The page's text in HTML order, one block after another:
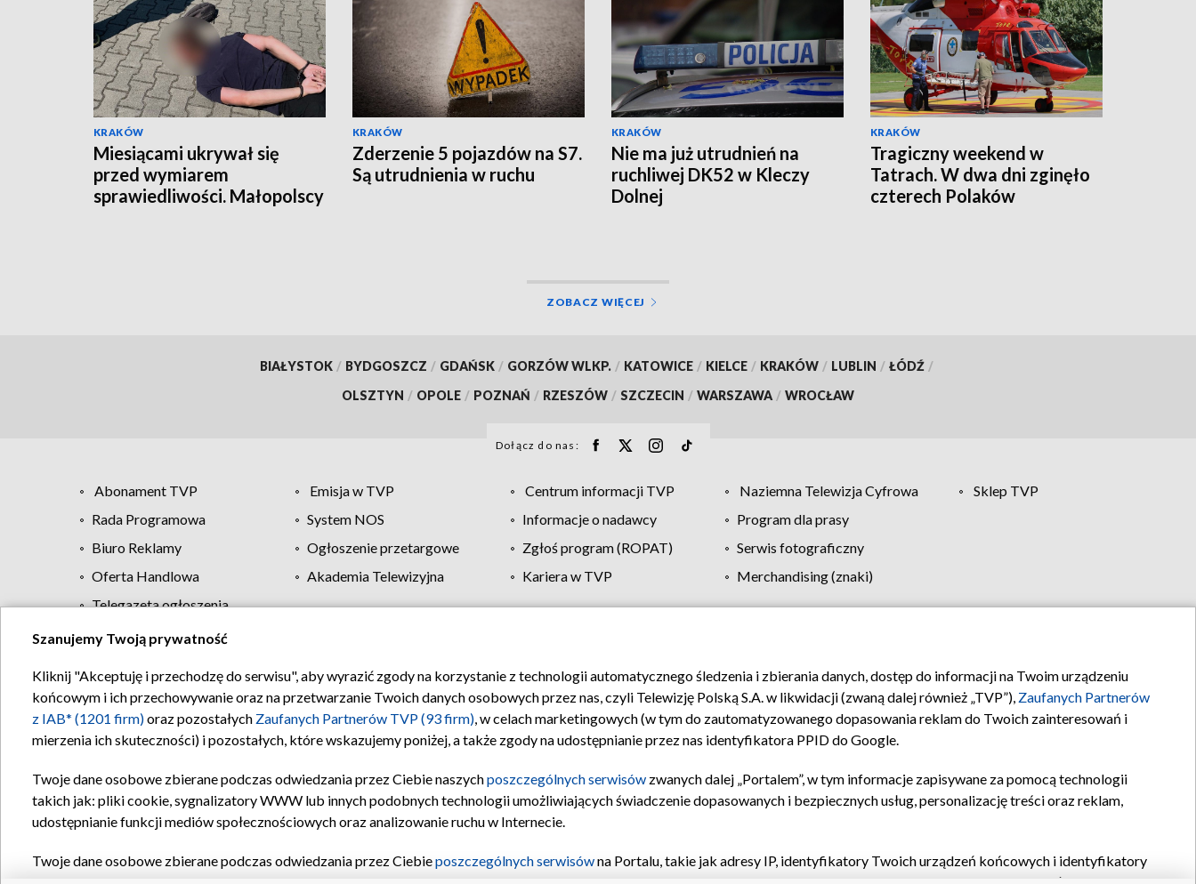
KRAKÓW
Miesiącami ukrywał się
przed wymiarem
sprawiedliwości. Małopolscy
KRAKÓW
Zderzenie 5 pojazdów na S7.
Są utrudnienia w ruchu
KRAKÓW
Nie ma już utrudnień na
ruchliwej DK52 w Kleczy
Dolnej
KRAKÓW
Tragiczny weekend w
Tatrach. W dwa dni zginęło
czterech Polaków
ZOBACZ WIĘCEJ
BIAŁYSTOK / BYDGOSZCZ / GDAŃSK / GORZÓW WLKP. / KATOWICE / KIELCE / KRAKÓW / LUBLIN / ŁÓDŹ /
OLSZTYN / OPOLE / POZNAŃ / RZESZÓW / SZCZECIN / WARSZAWA / WROCŁAW
Dołącz do nas:
Abonament TVP Emisja w TVP Centrum informacji TVP Naziemna Telewizja Cyfrowa
Sklep TVP
Rada Programowa
System NOS Informacje o nadawcy
Program dla prasy
Biuro Reklamy
Ogłoszenie przetargowe Zgłoś program (ROPAT)
Serwis fotograficzny
Oferta Handlowa
Akademia Telewizyjna Kariera w TVP
Merchandising (znaki)
Telegazeta ogłoszenia
Regulamin TVP Polityka prywatności Moje zgody Pomoc Biuro reklamy Kontakt
Szanujemy Twoją prywatność
Kliknij "Akceptuję i przechodzę do serwisu", aby wyrazić zgody na korzystanie z technologii automatycznego śledzenia i zbierania danych, dostęp do informacji na Twoim urządzeniu
końcowym i ich przechowywanie oraz na przetwarzanie Twoich danych osobowych przez nas, czyli Telewizję Polską S.A. w likwidacji (zwaną dalej również „TVP”), Zaufanych Partnerów
z IAB* (1201 firm)oraz pozostałych Zaufanych Partnerów TVP (93 firm), w celach marketingowych (w tym do zautomatyzowanego dopasowania reklam do Twoich zainteresowań i
mierzenia ich skuteczności) i pozostałych, które wskazujemy poniżej, a także zgody na udostępnianie przez nas identyfikatora PPID do Google.
Twoje dane osobowe zbierane podczas odwiedzania przez Ciebie naszychposzczególnych serwisów zwanych dalej „Portalem”, w tym informacje zapisywane za pomocą technologii
takich jak: pliki cookie, sygnalizatory WWW lub innych podobnych technologii umożliwiających świadczenie dopasowanych i bezpiecznych usług, personalizację treści oraz reklam,
udostępnianie funkcji mediów społecznościowych oraz analizowanie ruchu w Internecie.
Twoje dane osobowe zbierane podczas odwiedzania przez Ciebieposzczególnych serwisówna Portalu, takie jak adresy IP, identyfikatory Twoich urządzeń końcowych i identyfikatory